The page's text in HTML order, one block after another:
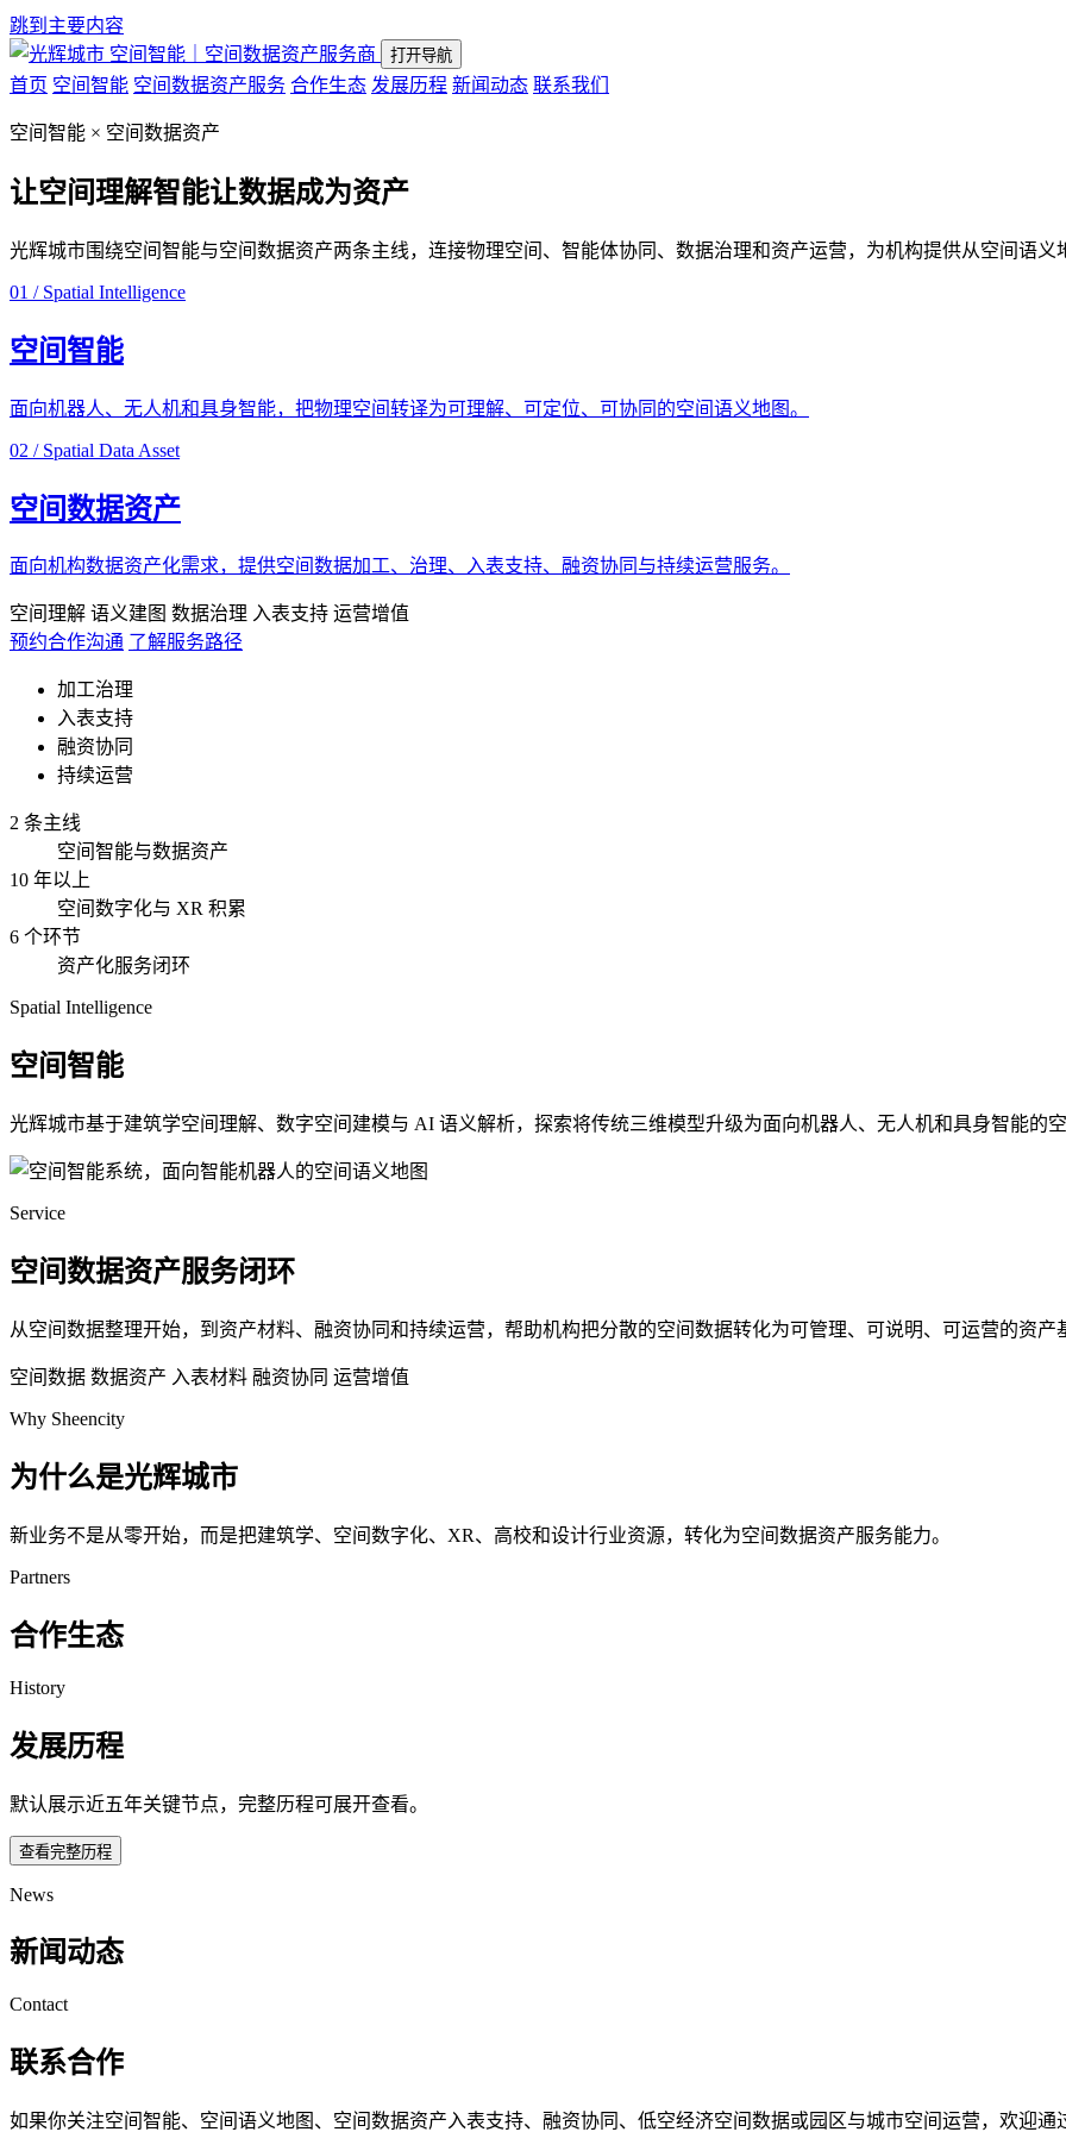
跳到主要内容
空间智能｜空间数据资产服务商
打开导航
首页 空间智能 空间数据资产服务 合作生态 发展历程 新闻动态 联系我们
空间智能 × 空间数据资产
让空间理解智能让数据成为资产
光辉城市围绕空间智能与空间数据资产两条主线，连接物理空间、智能体协同、数据治理和资产运营，为机构提供从空间语义
01 / Spatial Intelligence
空间智能
面向机器人、无人机和具身智能，把物理空间转译为可理解、可定位、可协同的空间语义地图。
02 / Spatial Data Asset
空间数据资产
面向机构数据资产化需求，提供空间数据加工、治理、入表支持、融资协同与持续运营服务。
空间理解 语义建图 数据治理 入表支持 运营增值
预约合作沟通 了解服务路径
加工治理
入表支持
融资协同
持续运营
2 条主线
空间智能与数据资产
10 年以上
空间数字化与 XR 积累
6 个环节
资产化服务闭环
Spatial Intelligence
空间智能
光辉城市基于建筑学空间理解、数字空间建模与 AI 语义解析，探索将传统三维模型升级为面向机器人、无人机和具身智能的空
Service
空间数据资产服务闭环
从空间数据整理开始，到资产材料、融资协同和持续运营，帮助机构把分散的空间数据转化为可管理、可说明、可运营的资产
空间数据 数据资产 入表材料 融资协同 运营增值
Why Sheencity
为什么是光辉城市
新业务不是从零开始，而是把建筑学、空间数字化、XR、高校和设计行业资源，转化为空间数据资产服务能力。
Partners
合作生态
History
发展历程
默认展示近五年关键节点，完整历程可展开查看。
查看完整历程
News
新闻动态
Contact
联系合作
如果你关注空间智能、空间语义地图、空间数据资产入表支持、融资协同、低空经济空间数据或园区与城市空间运营，欢迎通